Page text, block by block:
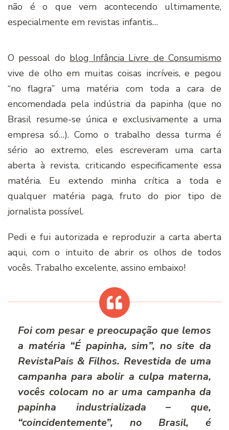
não é o que vem acontecendo ultimamente,
especialmente em revistas infantis…
O pessoal do blog Infância Livre de Consumismo
vive de olho em muitas coisas incríveis, e pegou
“no flagra” uma matéria com toda a cara de
encomendada pela indústria da papinha (que no
Brasil resume-se única e exclusivamente a uma
empresa só…). Como o trabalho dessa turma é
sério ao extremo, eles escreveram uma carta
aberta à revista, criticando especificamente essa
matéria. Eu extendo minha crítica a toda e
qualquer matéria paga, fruto do pior tipo de
jornalista possível.
Pedi e fui autorizada e reproduzir a carta aberta
aqui, com o intuito de abrir os olhos de todos
vocês. Trabalho excelente, assino embaixo!
Foi com pesar e preocupação que lemos
a matéria “É papinha, sim”, no site da
RevistaPais & Filhos. Revestida de uma
campanha para abolir a culpa materna,
vocês colocam no ar uma campanha da
papinha industrializada – que,
“coincidentemente”, no Brasil, é